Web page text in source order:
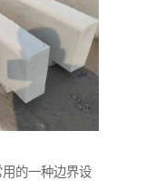
的一种边界设